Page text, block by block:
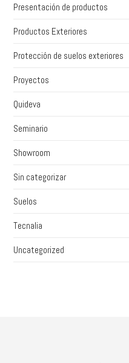
Presentación de productos
Productos Exteriores
Protección de suelos exteriores
Proyectos
Quideva
Seminario
Showroom
Sin categorizar
Suelos
Tecnalia
Uncategorized